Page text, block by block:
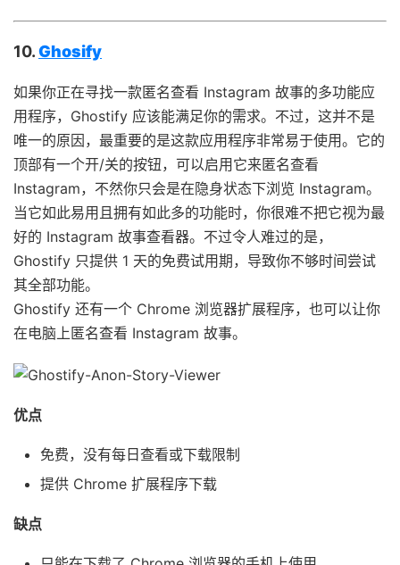
10.Ghosify
如果你正在寻找一款匿名查看 Instagram 故事的多功能应
用程序，Ghostify 应该能满足你的需求。不过，这并不是
唯一的原因，最重要的是这款应用程序非常易于使用。它的
顶部有一个开/关的按钮，可以启用它来匿名查看
Instagram，不然你只会是在隐身状态下浏览 Instagram。
当它如此易用且拥有如此多的功能时，你很难不把它视为最
好的 Instagram 故事查看器。不过令人难过的是，
Ghostify 只提供 1 天的免费试用期，导致你不够时间尝试
其全部功能。
Ghostify 还有一个 Chrome 浏览器扩展程序，也可以让你
在电脑上匿名查看 Instagram 故事。
优点
免费，没有每日查看或下载限制
提供 Chrome 扩展程序下载
缺点